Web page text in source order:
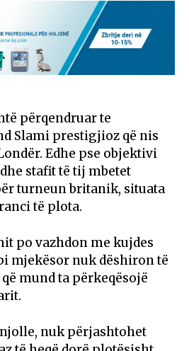
përqendruar te
Slami prestigjioz që nis
Edhe pse objektivi
stafit të tij mbetet
turneun britanik, situata
të plota.
po vazhdon me kujdes
mjekësor nuk dëshiron të
mund ta përkeqësojë
nuk përjashtohet